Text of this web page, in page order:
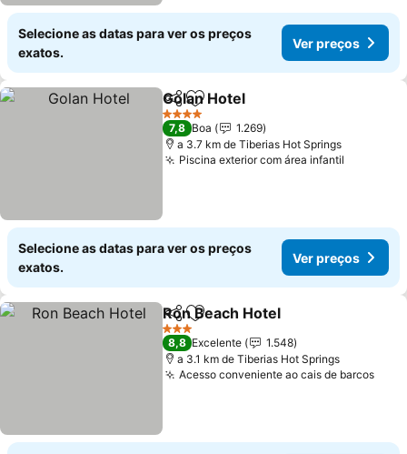
Selecione as datas para ver os preços
exatos.
Ver preços
PartilharAdicionar aos favoritos
Golan Hotel
4 Estrelas
7,8 Boa
1.269
a 3.7 km de Tiberias Hot Springs
Piscina exterior com área infantil
Selecione as datas para ver os preços
exatos.
Ver preços
PartilharAdicionar aos favoritos
Ron Beach Hotel
3 Estrelas
8,8 Excelente
1.548
a 3.1 km de Tiberias Hot Springs
Acesso conveniente ao cais de barcos